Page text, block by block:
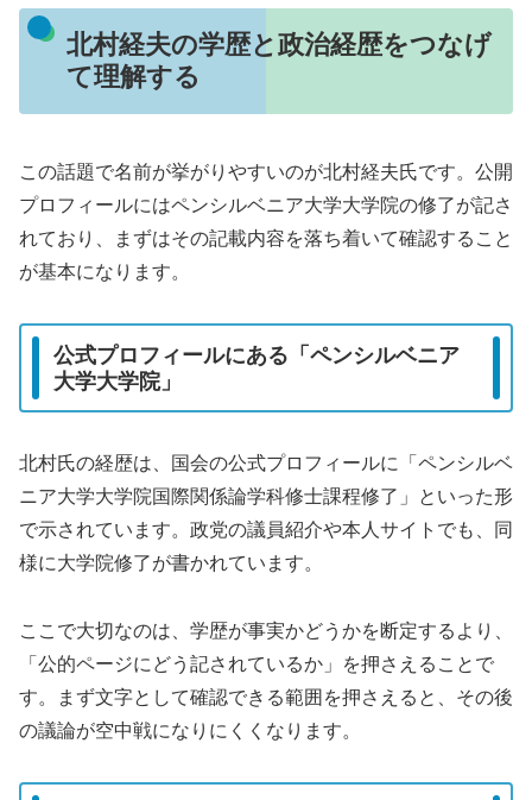
北村経夫の学歴と政治経歴をつなげ
て理解する
この話題で名前が挙がりやすいのが北村経夫氏です。公開
プロフィールにはペンシルベニア大学大学院の修了が記さ
れており、まずはその記載内容を落ち着いて確認すること
が基本になります。
公式プロフィールにある「ペンシルベニア
大学大学院」
北村氏の経歴は、国会の公式プロフィールに「ペンシルベ
ニア大学大学院国際関係論学科修士課程修了」といった形
で示されています。政党の議員紹介や本人サイトでも、同
様に大学院修了が書かれています。
ここで大切なのは、学歴が事実かどうかを断定するより、
「公的ページにどう記されているか」を押さえることで
す。まず文字として確認できる範囲を押さえると、その後
の議論が空中戦になりにくくなります。